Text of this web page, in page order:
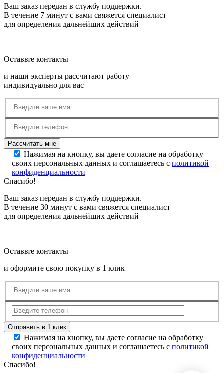
Ваш заказ передан в службу поддержки.
В течение 7 минут с вами свяжется специалист
для определения дальнейших действий
Оставьте контакты
и наши эксперты рассчитают работу
индивидуально для вас
Нажимая на кнопку, вы даете согласие на обработку
своих персональных данных и соглашаетесь с политикой
конфиденциальности
Спасибо!
Ваш заказ передан в службу поддержки.
В течение 30 минут с вами свяжется специалист
для определения дальнейших действий
Оставьте контакты
и оформите свою покупку в 1 клик
Нажимая на кнопку, вы даете согласие на обработку
своих персональных данных и соглашаетесь с политикой
конфиденциальности
Спасибо!